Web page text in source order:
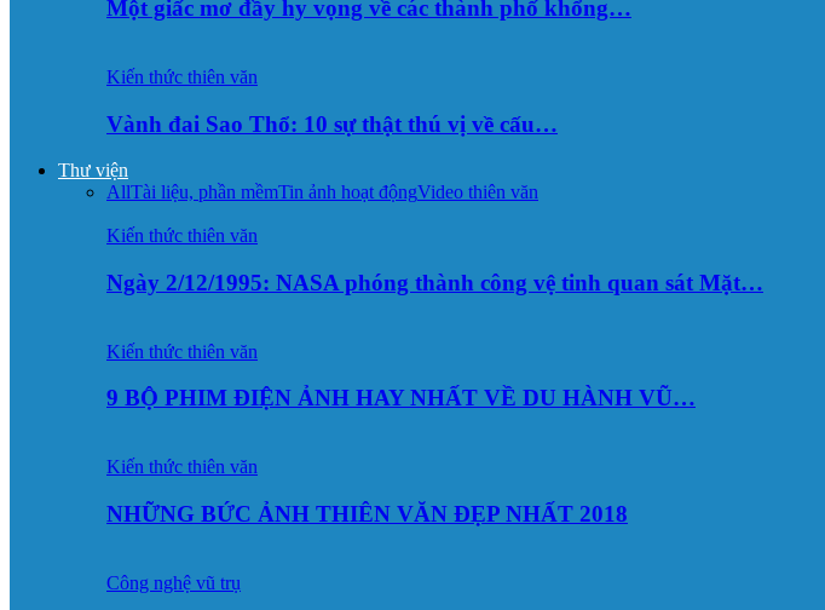
Một giấc mơ đầy hy vọng về các thành phố khổng…
Kiến thức thiên văn
Vành đai Sao Thổ: 10 sự thật thú vị về cấu…
Thư viện
AllTài liệu, phần mềmTin ảnh hoạt độngVideo thiên văn
Kiến thức thiên văn
Ngày 2/12/1995: NASA phóng thành công vệ tinh quan sát Mặt…
Kiến thức thiên văn
9 BỘ PHIM ĐIỆN ẢNH HAY NHẤT VỀ DU HÀNH VŨ…
Kiến thức thiên văn
NHỮNG BỨC ẢNH THIÊN VĂN ĐẸP NHẤT 2018
Công nghệ vũ trụ